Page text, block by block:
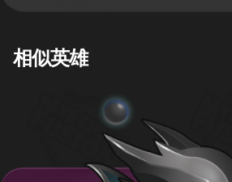
相似英雄